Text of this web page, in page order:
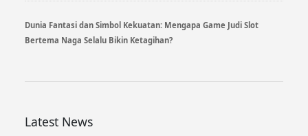
Dunia Fantasi dan Simbol Kekuatan: Mengapa Game Judi Slot
Bertema Naga Selalu Bikin Ketagihan?
Latest News